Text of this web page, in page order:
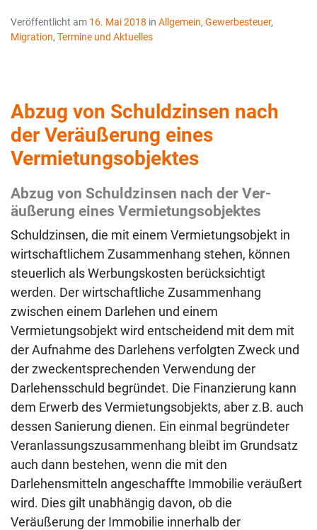
Veröffentlicht am 16. Mai 2018 in Allgemein, Gewerbesteuer,
Migration, Termine und Aktuelles
Abzug von Schuldzinsen nach
der Ver­äußerung eines
Vermietungsobjektes
Abzug von Schuldzinsen nach der Ver­
äußerung eines Vermietungsobjektes
Schuldzinsen, die mit einem Vermietungsobjekt in
wirtschaftlichem Zusammenhang stehen, können
steuerlich als Werbungskosten berücksichtigt
werden. Der wirtschaftliche Zusammenhang
zwischen einem Darlehen und einem
Vermietungsobjekt wird entscheidend mit dem mit
der Aufnahme des Darlehens verfolgten Zweck und
der zweckentsprechenden Verwendung der
Darlehensschuld begründet. Die Finanzierung kann
dem Erwerb des Vermietungsobjekts, aber z.B. auch
dessen Sanierung dienen. Ein einmal begründeter
Veranlassungszusammenhang bleibt im Grundsatz
auch dann bestehen, wenn die mit den
Darlehensmitteln angeschaffte Immobilie veräußert
wird. Dies gilt unabhängig davon, ob die
Veräußerung der Immobilie innerhalb der